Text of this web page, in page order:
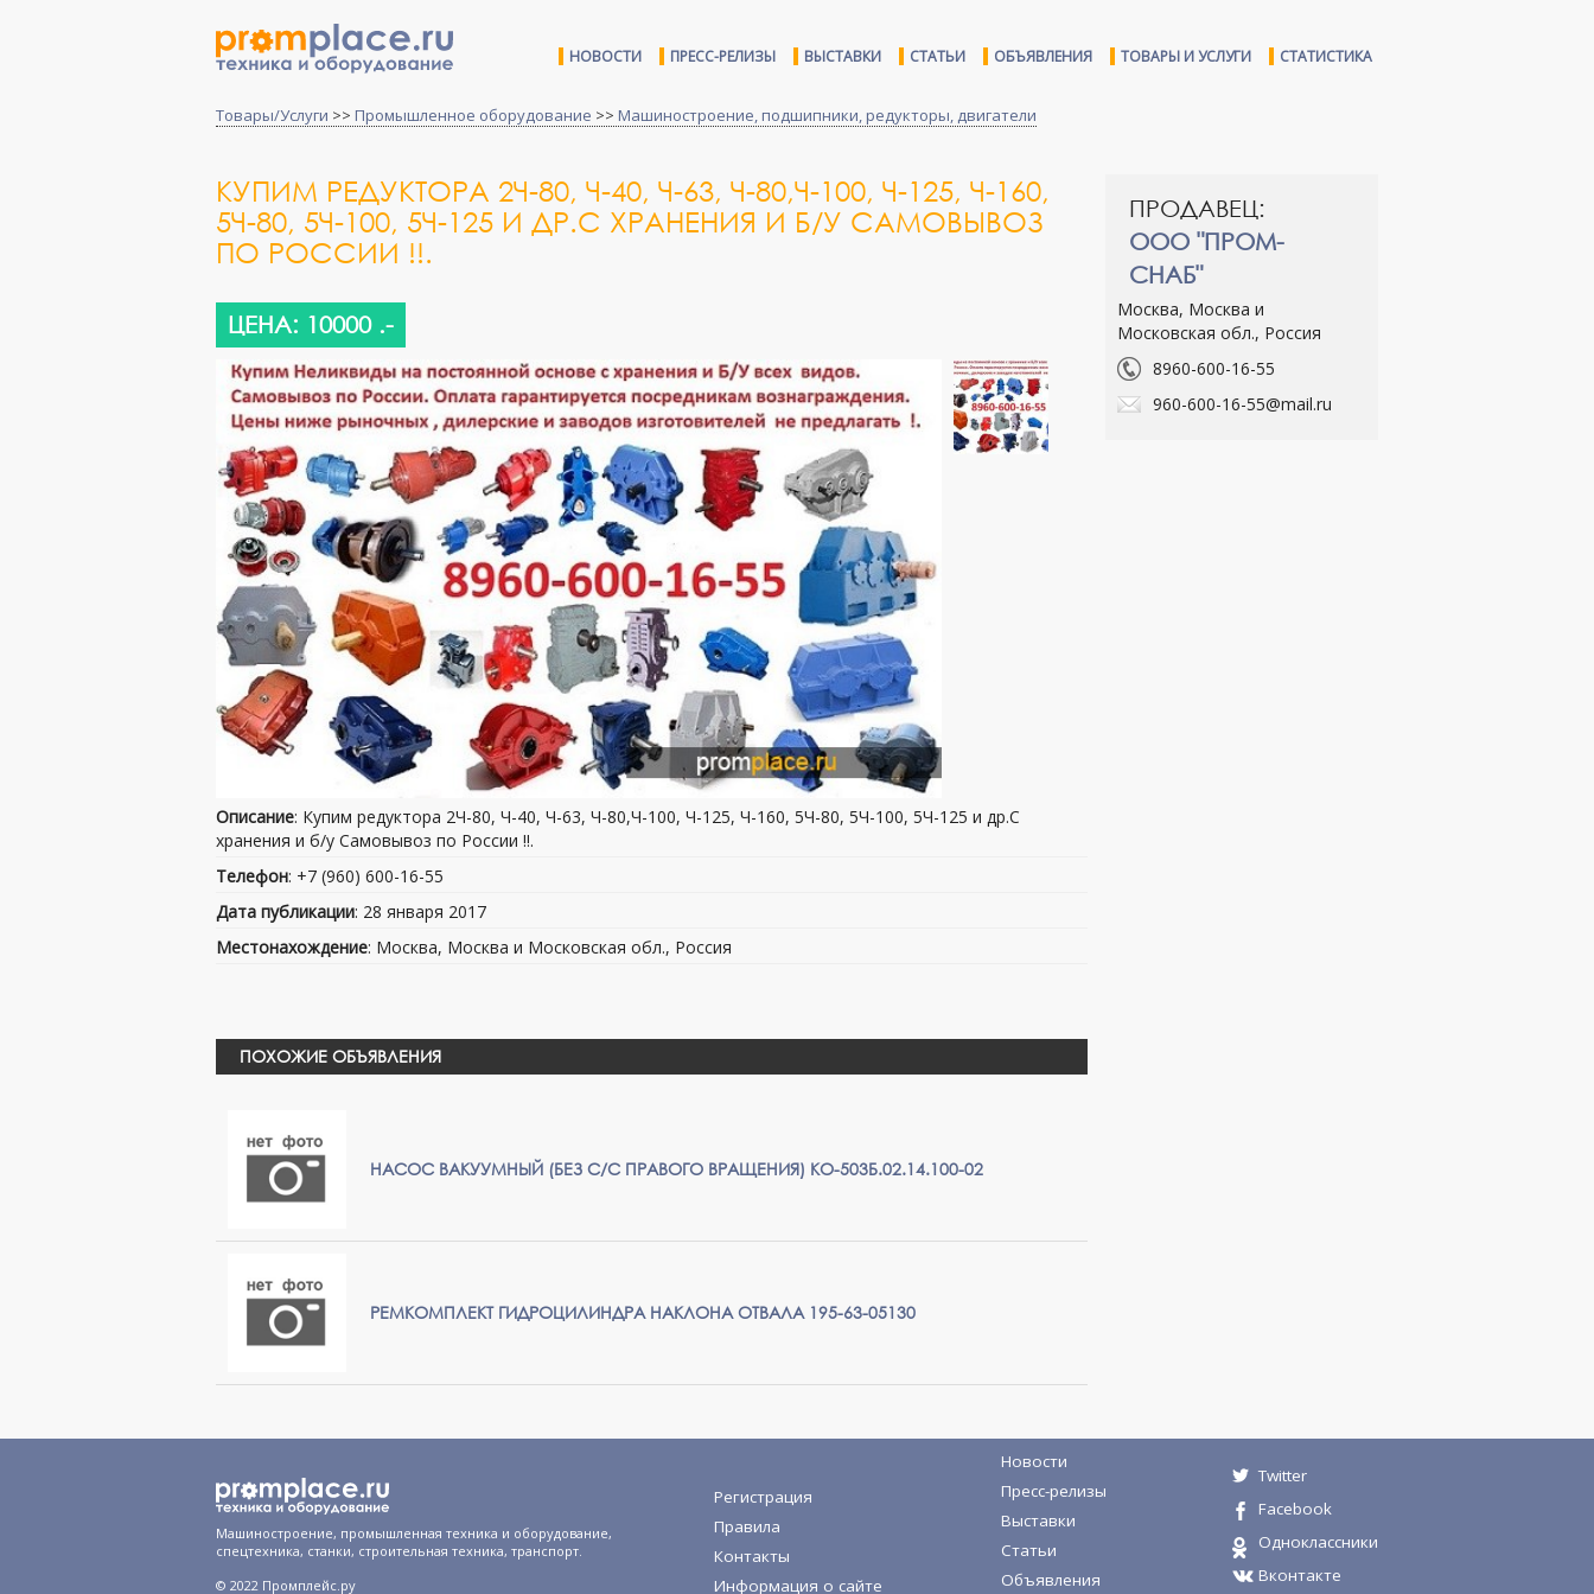
НОВОСТИ ПРЕСС-РЕЛИЗЫ ВЫСТАВКИ СТАТЬИ ОБЪЯВЛЕНИЯ ТОВАРЫ И УСЛУГИ СТАТИСТИКА
Товары/Услуги >> Промышленное оборудование >> Машиностроение, подшипники, редукторы, двигатели
КУПИМ РЕДУКТОРА 2Ч-80, Ч-40, Ч-63, Ч-80,Ч-100, Ч-125, Ч-160,
5Ч-80, 5Ч-100, 5Ч-125 И ДР.С ХРАНЕНИЯ И Б/У САМОВЫВОЗ
ПО РОССИИ !!.
ЦЕНА: 10000 .-
Описание: Купим редуктора 2Ч-80, Ч-40, Ч-63, Ч-80,Ч-100, Ч-125, Ч-160, 5Ч-80, 5Ч-100, 5Ч-125 и др.С
хранения и б/у Самовывоз по России !!.
Телефон: +7 (960) 600-16-55
Дата публикации: 28 января 2017
Местонахождение: Москва, Москва и Московская обл., Россия
ПОХОЖИЕ ОБЪЯВЛЕНИЯ
НАСОС ВАКУУМНЫЙ (БЕЗ С/С ПРАВОГО ВРАЩЕНИЯ) КО-503Б.02.14.100-02
РЕМКОМПЛЕКТ ГИДРОЦИЛИНДРА НАКЛОНА ОТВАЛА 195-63-05130
ПРОДАВЕЦ:
ООО "ПРОМ-
СНАБ"
Москва, Москва и
Московская обл., Россия
8960-600-16-55
960-600-16-55@mail.ru
Машиностроение, промышленная техника и оборудование,
спецтехника, станки, строительная техника, транспорт.
© 2022 Промплейс.ру
Регистрация
Правила
Контакты
Информация о сайте
Новости
Пресс-релизы
Выставки
Статьи
Объявления
Twitter
Facebook
Одноклассники
Вконтакте